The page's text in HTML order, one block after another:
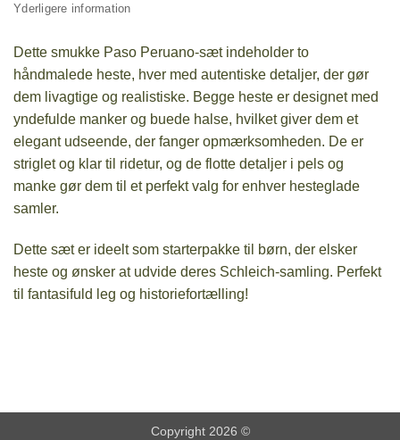
Yderligere information
Dette smukke Paso Peruano-sæt indeholder to
håndmalede heste, hver med autentiske detaljer, der gør
dem livagtige og realistiske. Begge heste er designet med
yndefulde manker og buede halse, hvilket giver dem et
elegant udseende, der fanger opmærksomheden. De er
striglet og klar til ridetur, og de flotte detaljer i pels og
manke gør dem til et perfekt valg for enhver hesteglade
samler.
Dette sæt er ideelt som starterpakke til børn, der elsker
heste og ønsker at udvide deres Schleich-samling. Perfekt
til fantasifuld leg og historiefortælling!
Copyright 2026 ©